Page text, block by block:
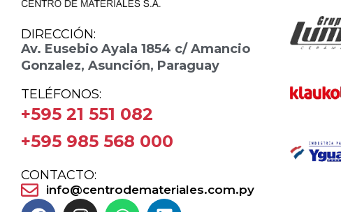
DIRECCIÓN:
Av. Eusebio Ayala 1854 c/ Amancio
Gonzalez, Asunción, Paraguay
TELÉFONOS:
+595 21 551 082
+595 985 568 000
CONTACTO:
info@centrodemateriales.com.py